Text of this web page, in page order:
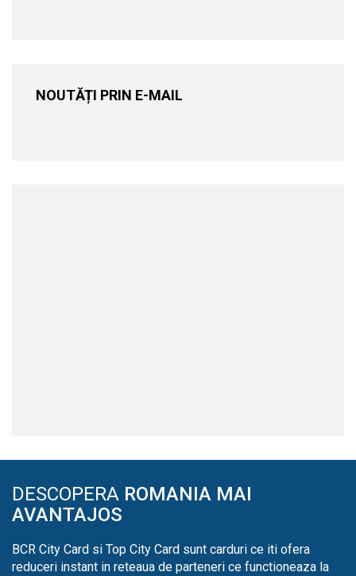
NOUTĂȚI PRIN E-MAIL
DESCOPERA ROMANIA MAI
AVANTAJOS
BCR City Card si Top City Card sunt carduri ce iti ofera
reduceri instant in reteaua de parteneri ce functioneaza la